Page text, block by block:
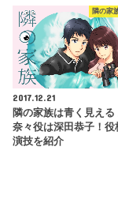
隣の家
2017.12.21
隣の家族は青く見える
奈々役は深田恭子！役
演技を紹介